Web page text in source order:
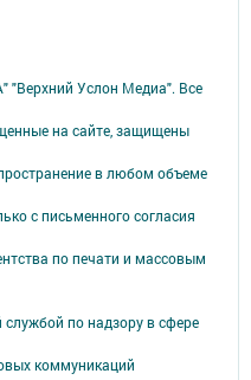
Услон Медиа". Все
на сайте, защищены
в любом объеме
с письменного согласия
по печати и массовым
по надзору в сфере
коммуникаций